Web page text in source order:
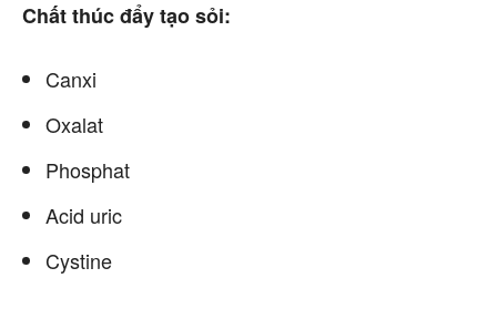
Chất thúc đẩy tạo sỏi:
Canxi
Oxalat
Phosphat
Acid uric
Cystine